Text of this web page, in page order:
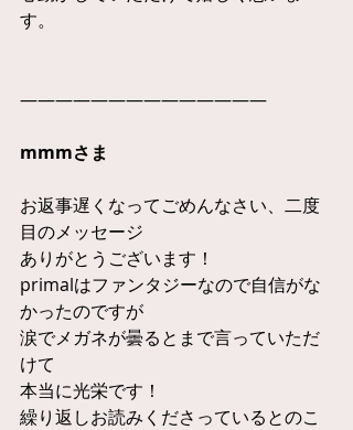
す。
——————————————
mmmさま
お返事遅くなってごめんなさい、二度
目のメッセージ
ありがとうございます！
primalはファンタジーなので自信がな
かったのですが
涙でメガネが曇るとまで言っていただ
けて
本当に光栄です！
繰り返しお読みくださっているとのこ